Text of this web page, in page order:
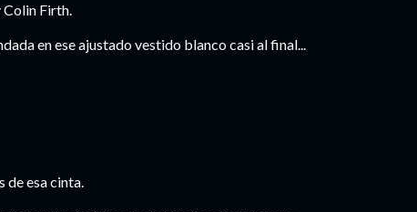
Colin Firth.
en ese ajustado vestido blanco casi al final...
de esa cinta.